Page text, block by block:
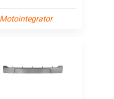
Motointegrator